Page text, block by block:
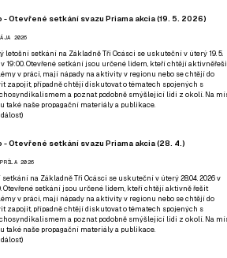
- Otevřené setkání svazu Priama akcia (19. 5. 2026)
2026
letošní setkání na Základně Tři Ocásci se uskuteční v úterý 19. 5.
v 19:00. Otevřené setkání jsou určené lidem, kteří chtějí
v práci, mají nápady na aktivity v regionu nebo se chtějí do
zapojit, případně chtějí diskutovat o tématech spojených s
a poznat podobně smýšlející lidi z okolí. Na
také naše propagační materiály a publikace.
)
- Otevřené setkání svazu Priama akcia (28. 4.)
2026
setkání na Základně Tři Ocásci se uskuteční v úterý 28.04. 2026 v
Otevřené setkání jsou určené lidem, kteří chtějí aktivně řešit
v práci, mají nápady na aktivity v regionu nebo se chtějí do
zapojit, případně chtějí diskutovat o tématech spojených s
a poznat podobně smýšlející lidi z okolí. Na
také naše propagační materiály a publikace.
)